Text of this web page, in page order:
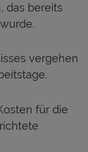
das bereits
vergehen
für die